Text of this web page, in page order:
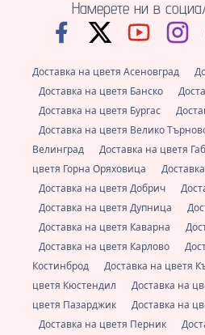
Намерете ни в
Доставка на цветя Асеновград
Доставка на цветя Банско
Доставка на цветя Бургас
Доставка на цветя Велико
Велинград
Доставка на цветя
цветя Горна Оряховица
Доставка на цветя Добрич
Доставка на цветя Дупница
Доставка на цветя Каварна
Доставка на цветя Карлово
Костинброд
Доставка на цветя
цветя Кюстендил
Доставка на
цветя Пазарджик
Доставка на
Доставка на цветя Перник